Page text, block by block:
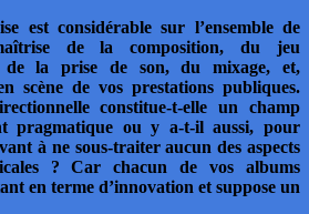
est considérable sur l’ensemble de
de la composition, du jeu
de la prise de son, du mixage, et,
scène de vos prestations publiques.
constitue-t-elle un champ
pragmatique ou y a-t-il aussi, pour
à ne sous-traiter aucun des aspects
? Car chacun de vos albums
en terme d’innovation et suppose un